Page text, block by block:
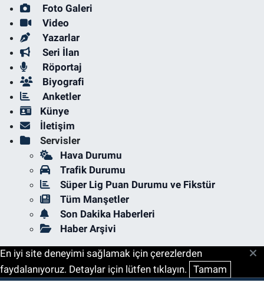
Foto Galeri
Video
Yazarlar
Seri İlan
Röportaj
Biyografi
Anketler
Künye
İletişim
Servisler
Hava Durumu
Trafik Durumu
Süper Lig Puan Durumu ve Fikstür
Tüm Manşetler
Son Dakika Haberleri
Haber Arşivi
En iyi site deneyimi sağlamak için çerezlerden
faydalanıyoruz. Detaylar için lütfen tıklayın. Tamam